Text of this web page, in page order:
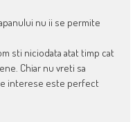
nu ii se permite
sti niciodata atat timp cat
Chiar nu vreti sa
interese este perfect